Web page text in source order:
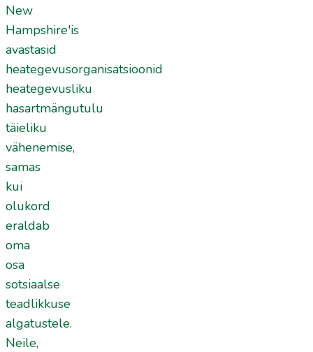
New
Hampshire'is
avastasid
heategevusorganisatsioonid
heategevusliku
hasartmängutulu
täieliku
vähenemise,
samas
kui
olukord
eraldab
oma
osa
sotsiaalse
teadlikkuse
algatustele.
Neile,